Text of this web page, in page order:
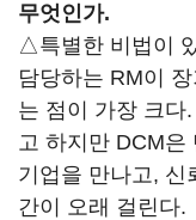
무엇인가.
△특별한 비법이
담당하는 RM이
는 점이 가장 크다
고 하지만 DCM은
기업을 만나고, 신
간이 오래 걸린다.